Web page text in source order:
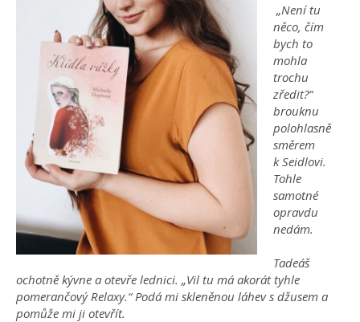
„Není tu
něco, čím
bych to
mohla
trochu
zředit?“
brouknu
polohlasně
směrem
k Seidlovi.
Tohle
samotné
opravdu
nedám.
Tadeáš
ochotně kývne a otevře lednici. „Vil tu má akorát tyhle
pomerančový Relaxy.“ Podá mi skleněnou láhev s džusem a
pomůže mi ji otevřít.